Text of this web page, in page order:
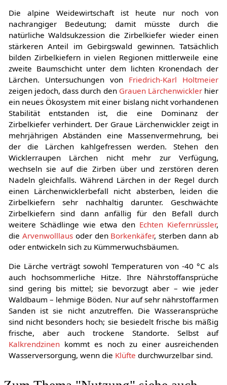
Die alpine Weidewirtschaft ist heute nur noch von
nachrangiger Bedeutung; damit müsste durch die
natürliche Waldsukzession die Zirbelkiefer wieder einen
stärkeren Anteil im Gebirgswald gewinnen. Tatsächlich
bilden Zirbelkiefern in vielen Regionen mittlerweile eine
zweite Baumschicht unter dem lichten Kronendach der
Lärchen. Untersuchungen von Friedrich-Karl Holtmeier
zeigen jedoch, dass durch den Grauen Lärchenwickler hier
ein neues Ökosystem mit einer bislang nicht vorhandenen
Stabilität entstanden ist, die eine Dominanz der
Zirbelkiefer verhindert. Der Graue Lärchenwickler zeigt in
mehrjährigen Abständen eine Massenvermehrung, bei
der die Lärchen kahlgefressen werden. Stehen den
Wicklerraupen Lärchen nicht mehr zur Verfügung,
wechseln sie auf die Zirben über und zerstören deren
Nadeln gleichfalls. Während Lärchen in der Regel durch
einen Lärchenwicklerbefall nicht absterben, leiden die
Zirbelkiefern sehr nachhaltig darunter. Geschwächte
Zirbelkiefern sind dann anfällig für den Befall durch
weitere Schädlinge wie etwa den Echten Kiefernrüssler,
die Arvenwolllausoder den Borkenkäfer, sterben dann ab
oder entwickeln sich zu Kümmerwuchsbäumen.
Die Lärche verträgt sowohl Temperaturen von -40 °C als
auch hochsommerliche Hitze. Ihre Nährstoffansprüche
sind gering bis mittel; sie bevorzugt aber – wie jeder
Waldbaum – lehmige Böden. Nur auf sehr nährstoffarmen
Sanden ist sie nicht anzutreffen. Die Wasseransprüche
sind nicht besonders hoch; sie besiedelt frische bis mäßig
frische, aber auch trockene Standorte. Selbst auf
Kalkrendzinenkommt es noch zu einer ausreichenden
Wasserversorgung, wenn die Klüfte durchwurzelbar sind.